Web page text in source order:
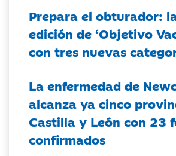
Prepara el obturador:
edición de ‘Objetivo
con tres nuevas
La enfermedad de
alcanza ya cinco
Castilla y León con 23
confirmados